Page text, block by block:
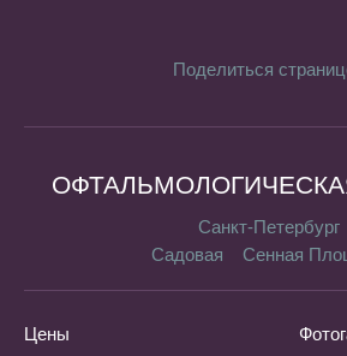
Поделиться
Санкт-Петербург
Садовая
Сенная
Цены